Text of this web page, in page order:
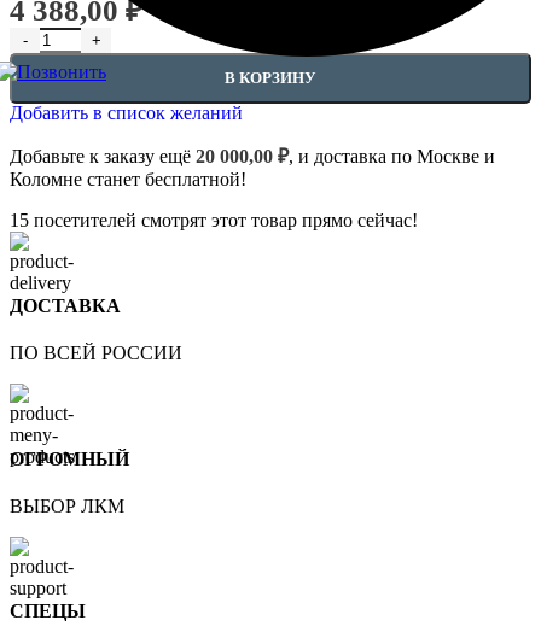
4 388,00₽
Количество товара Наличники - 4.84.003
В КОРЗИНУ
Добавить в список желаний
Добавьте к заказу ещё 20 000,00 ₽, и доставка по Москве и
Коломне станет бесплатной!
15 посетителей смотрят этот товар прямо сейчас!
ДОСТАВКА
ПО ВСЕЙ РОССИИ
ОГРОМНЫЙ
ВЫБОР ЛКМ
СПЕЦЫ